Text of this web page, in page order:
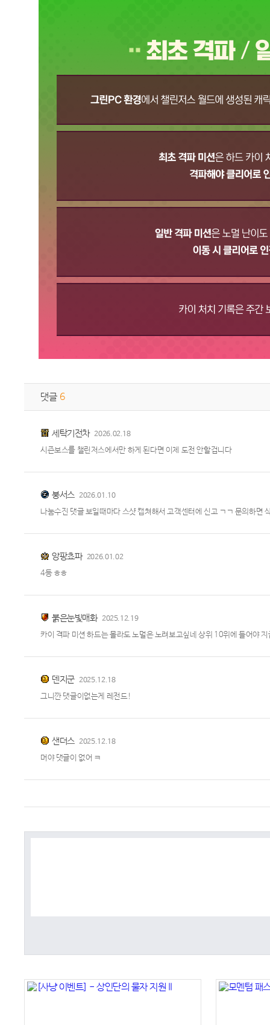
댓글 6
세탁기전차 2026.02.18
시즌보스를 챌린저스에서만 하게 된다면 이제 도전 안할겁니다
붕서스 2026.01.10
나눔수진 댓글 보일때마다 스샷 캡쳐해서 고객센터에 신고 ㄱㄱ 문의하면
앙팡쵸파 2026.01.02
4등 ㅎㅎ
붉은눈빛매화 2025.12.19
카이 격파 미션 하드는 몰라도 노멀은 노려보고싶네 상위 10위에 들어야
덴지군 2025.12.18
그니깐 댓글이없는게 레전드!
샌더스 2025.12.18
머야 댓글이 없어 ㅋ